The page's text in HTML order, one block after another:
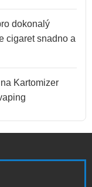
dokonalý
cigaret snadno a
Kartomizer